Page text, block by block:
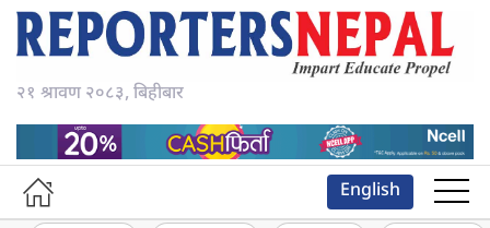
२१ श्रावण २०८३, बिहीबार
English